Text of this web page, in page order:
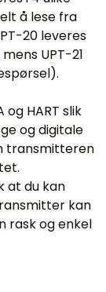
å lese fra
20 leveres
UPT-21
HART slik
og digitale
transmitteren
at du kan
kan
rask og enkel